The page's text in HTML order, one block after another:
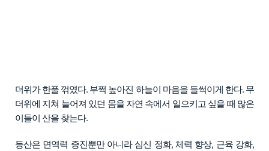
더위가 한풀 꺾였다. 부쩍 높아진 하늘이 마음을 들썩이게 한다. 무
더위에 지쳐 늘어져 있던 몸을 자연 속에서 일으키고 싶을 때 많은
이들이 산을 찾는다.
등산은 면역력 증진뿐만 아니라 심신 정화, 체력 향상, 근육 강화,